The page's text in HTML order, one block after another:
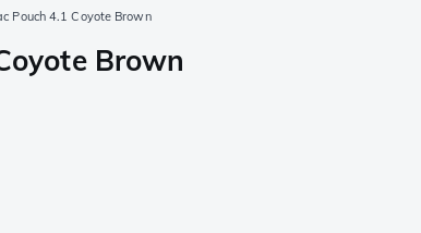
Pouch 4.1 Coyote Brown
Brown